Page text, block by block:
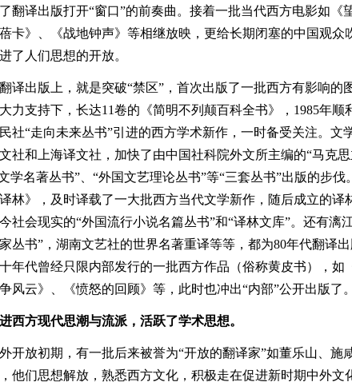
翻译出版打开“窗口”的前奏曲。接着一批当代西方电影如《
卡》、《战地钟声》等相继放映，更给长期闭塞的中国观众
了人们思想的开放。
译出版上，就是突破“禁区”，首次出版了一批西方有影响的
力支持下，长达11卷的《简明不列颠百科全书》，1985年顺
社“走向未来丛书”引进的西方学术新作，一时备受关注。文
社和上海译文社，加快了由中国社科院外文所主编的“马克
学名著丛书”、“外国文艺理论丛书”等“三套丛书”出版的步伐
林》，及时译载了一大批西方当代文学新作，随后成立的译
社会现实的“外国流行小说名篇丛书”和“译林文库”。还有漓
丛书”，湖南文艺社的世界名著重译等等，都为80年代翻译
年代曾经只限内部发行的一批西方作品（俗称黄皮书），如
风云》、《愤怒的回顾》等，此时也冲出“内部”公开出版了。
西方现代思潮与流派，活跃了学术思想。
开放初期，有一批后来被誉为“开放的翻译家”如董乐山、施
他们思想解放，熟悉西方文化，积极走在促进新时期中外文